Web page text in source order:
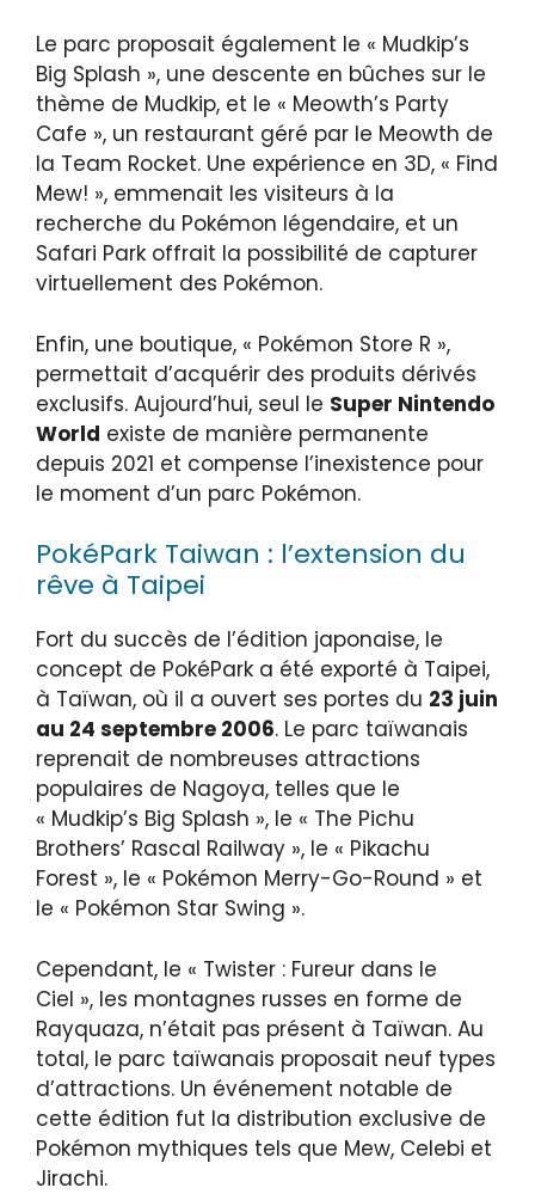
Le parc proposait également le « Mudkip’s
Big Splash », une descente en bûches sur le
thème de Mudkip, et le « Meowth’s Party
Cafe », un restaurant géré par le Meowth de
la Team Rocket. Une expérience en 3D, « Find
Mew! », emmenait les visiteurs à la
recherche du Pokémon légendaire, et un
Safari Park offrait la possibilité de capturer
virtuellement des Pokémon.
Enfin, une boutique, « Pokémon Store R »,
permettait d’acquérir des produits dérivés
exclusifs. Aujourd’hui, seul le Super Nintendo
World existe de manière permanente
depuis 2021 et compense l’inexistence pour
le moment d’un parc Pokémon.
PokéPark Taiwan : l’extension du
rêve à Taipei
Fort du succès de l’édition japonaise, le
concept de PokéPark a été exporté à Taipei,
à Taïwan, où il a ouvert ses portes du 23 juin
au 24 septembre 2006. Le parc taïwanais
reprenait de nombreuses attractions
populaires de Nagoya, telles que le
« Mudkip’s Big Splash », le « The Pichu
Brothers’ Rascal Railway », le « Pikachu
Forest », le « Pokémon Merry-Go-Round » et
le « Pokémon Star Swing ».
Cependant, le « Twister : Fureur dans le
Ciel », les montagnes russes en forme de
Rayquaza, n’était pas présent à Taïwan. Au
total, le parc taïwanais proposait neuf types
d’attractions. Un événement notable de
cette édition fut la distribution exclusive de
Pokémon mythiques tels que Mew, Celebi et
Jirachi.